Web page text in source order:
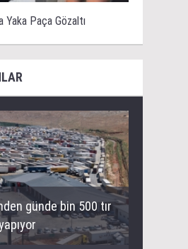
Yaka Paça Gözaltı
günde bin 500 tır